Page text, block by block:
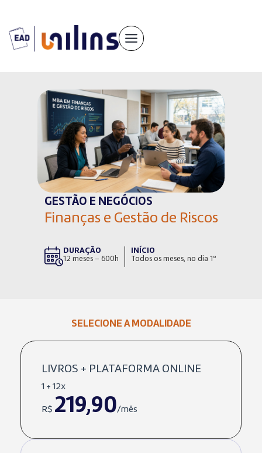
conteúdo
GESTÃO E NEGÓCIOS
Finanças e Gestão de Riscos
DURAÇÃO
12 meses – 600h
INÍCIO
Todos os meses, no dia 1º
SELECIONE A MODALIDADE
LIVROS + PLATAFORMA ONLINE
1 + 12x
R$ 219,90/mês